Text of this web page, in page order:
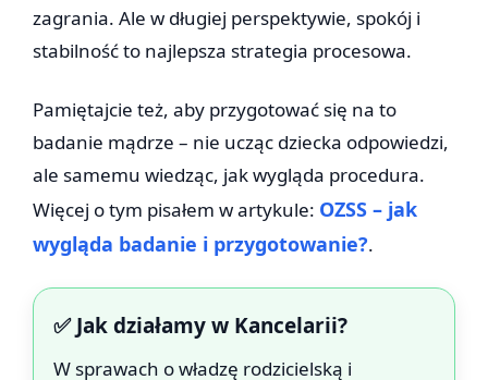
zagrania. Ale w długiej perspektywie, spokój i
stabilność to najlepsza strategia procesowa.
Pamiętajcie też, aby przygotować się na to
badanie mądrze – nie ucząc dziecka odpowiedzi,
ale samemu wiedząc, jak wygląda procedura.
Więcej o tym pisałem w artykule: OZSS – jak
wygląda badanie i przygotowanie?.
✅ Jak działamy w Kancelarii?
W sprawach o władzę rodzicielską i